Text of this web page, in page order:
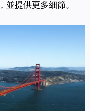
提供更多細節。